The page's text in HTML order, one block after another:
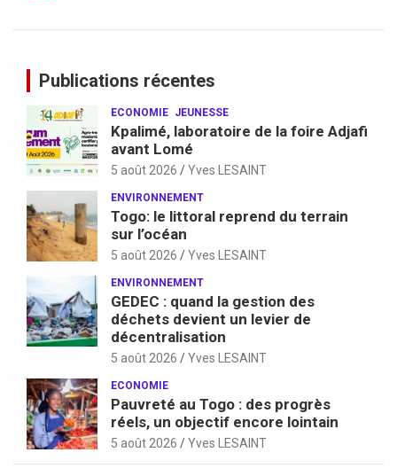
Publications récentes
ECONOMIE JEUNESSE
Kpalimé, laboratoire de la foire Adjafi
avant Lomé
5 août 2026 Yves LESAINT
ENVIRONNEMENT
Togo: le littoral reprend du terrain
sur l’océan
5 août 2026 Yves LESAINT
ENVIRONNEMENT
GEDEC : quand la gestion des
déchets devient un levier de
décentralisation
5 août 2026 Yves LESAINT
ECONOMIE
Pauvreté au Togo : des progrès
réels, un objectif encore lointain
5 août 2026 Yves LESAINT